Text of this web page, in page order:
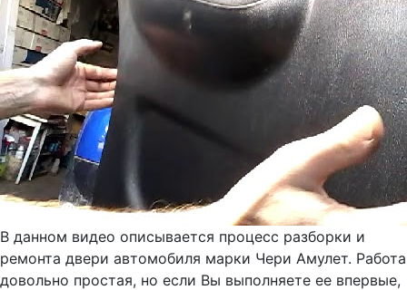
В данном видео описывается процесс разборки и
ремонта двери автомобиля марки Чери Амулет. Работа
довольно простая, но если Вы выполняете ее впервые,